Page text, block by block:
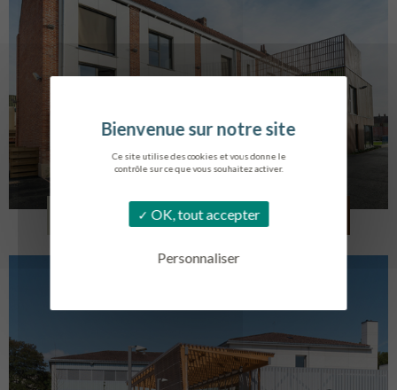
Ce site utilise des cookies et vous donne le
contrôle sur ce que vous souhaitez activer.
OK, tout accepter
Personnaliser
LOG. JEUNES TRAVAILLEURS